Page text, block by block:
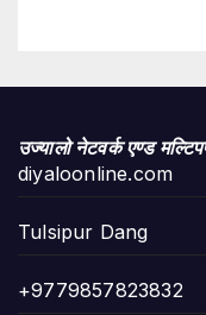
उज्यालो नेटवर्क एण्ड
diyaloonline.com
Tulsipur Dang
+9779857823832